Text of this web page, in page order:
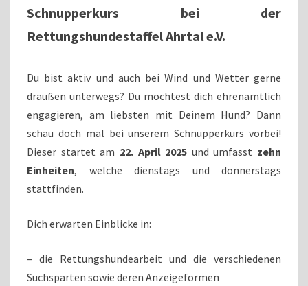
Schnupperkurs bei der
Rettungshundestaffel Ahrtal e.V.
Du bist aktiv und auch bei Wind und Wetter gerne
draußen unterwegs? Du möchtest dich ehrenamtlich
engagieren, am liebsten mit Deinem Hund? Dann
schau doch mal bei unserem Schnupperkurs vorbei!
Dieser startet am 22. April 2025 und umfasst zehn
Einheiten, welche dienstags und donnerstags
stattfinden.
Dich erwarten Einblicke in:
– die Rettungshundearbeit und die verschiedenen
Suchsparten sowie deren Anzeigeformen